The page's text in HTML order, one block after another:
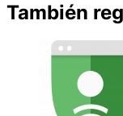
También